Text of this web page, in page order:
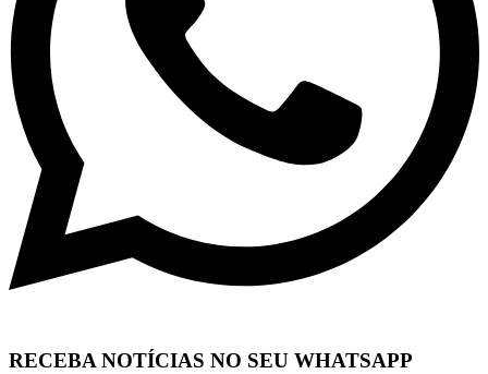
RECEBA NOTÍCIAS NO SEU WHATSAPP